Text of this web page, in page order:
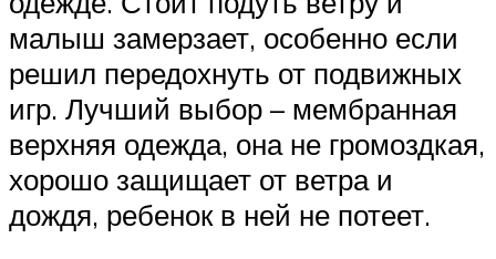
малыш замерзает, особенно если
решил передохнуть от подвижных
игр. Лучший выбор – мембранная
верхняя одежда, она не громоздкая,
хорошо защищает от ветра и
дождя, ребенок в ней не потеет.